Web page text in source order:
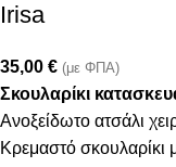
Irisa
35,00 € (με ΦΠΑ)
Σκουλαρίκι
Ανοξείδωτο ατσάλι
Κρεμαστό σκουλαρίκι